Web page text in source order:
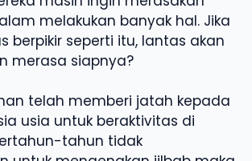
melakukan banyak hal. Jika
berpikir seperti itu, lantas akan
merasa siapnya?
telah memberi jatah kepada
usia untuk beraktivitas di
tahun tidak